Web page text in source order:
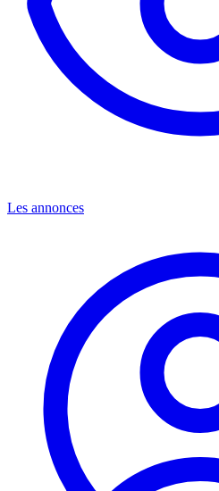
Les annonces